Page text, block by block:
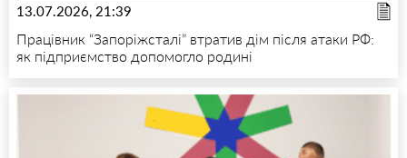
13.07.2026, 21:39
Працівник “Запоріжсталі” втратив дім після атаки РФ:
як підприємство допомогло родині